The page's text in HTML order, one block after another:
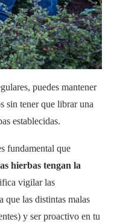
puedes mantener
sin tener que librar una
establecidas.
fundamental que
hierbas tengan la
vigilar las
que las distintas malas
y ser proactivo en tu